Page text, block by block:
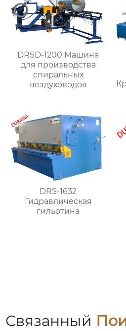
DRSD-1200 Машина
для производства
спиральных
воздуховодов
DRS-1632
Гидравлическая
гильотина
Связанный